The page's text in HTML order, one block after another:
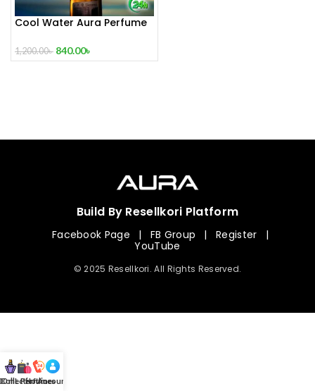
Cool Water Aura Perfume
1,200.00৳ 840.00৳
Build By Resellkori Platform
Facebook Page | FB Group | Register
|
YouTube
© 2025 Resellkori. All Rights Reserved.
mL Perfumes
Hotline
Account